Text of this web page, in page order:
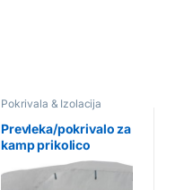
Pokrivala & Izolacija
Prevleka/pokrivalo za
kamp prikolico
POLYCOAT